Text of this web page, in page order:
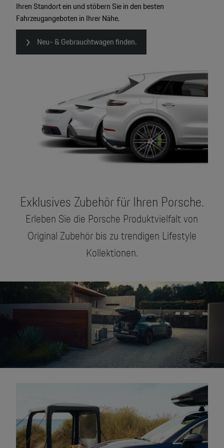
Ihren Standort ein und stöbern Sie in den besten
Fahrzeugangeboten in Ihrer Nähe.
Neu- & Gebrauchtwagen finden.
Exklusives Zubehör für Ihren Porsche.
Erleben Sie die Porsche Produktvielfalt von
Original Zubehör bis zu trendigen Lifestyle
Kollektionen.